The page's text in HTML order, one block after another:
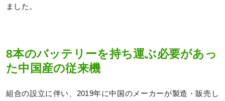
ました。
8本のバッテリーを持ち運ぶ必要があっ
た中国産の従来機
組合の設立に伴い、2019年に中国のメーカーが製造・販売し